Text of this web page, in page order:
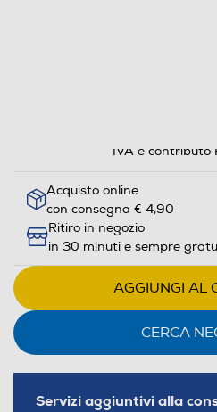
IVA e contributo
Acquisto online
con consegna € 4,90
Ritiro in negozio
in 30 minuti e sempre
AGGIUNGI AL
CERCA
Servizi aggiuntivi alla